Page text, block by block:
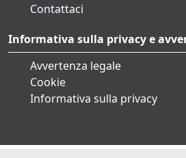
Contattaci
Informativa sulla privacy e
Avvertenza legale
Cookie
Informativa sulla privacy